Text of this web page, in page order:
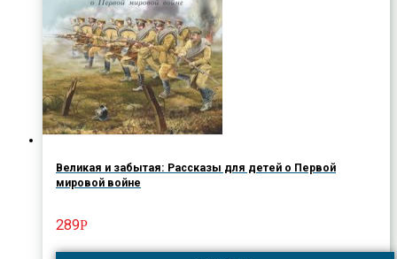
Великая и забытая: Рассказы для детей о Первой
мировой войне
289Р